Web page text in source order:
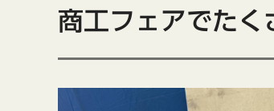
商工フェアでたく